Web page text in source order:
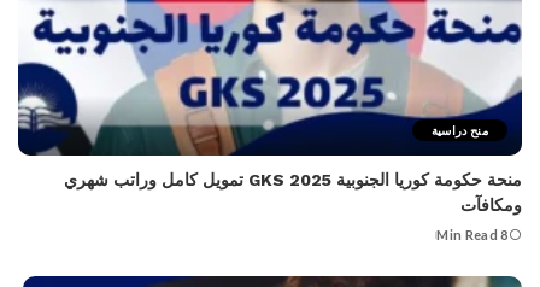
منح دراسية
منحة حكومة كوريا الجنوبية 2025 GKS تمويل كامل وراتب شهري
ومكافآت
8 Min Read